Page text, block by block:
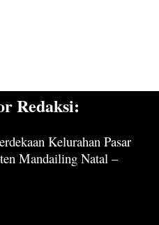
Redaksi:
Kelurahan Pasar
Mandailing Natal –